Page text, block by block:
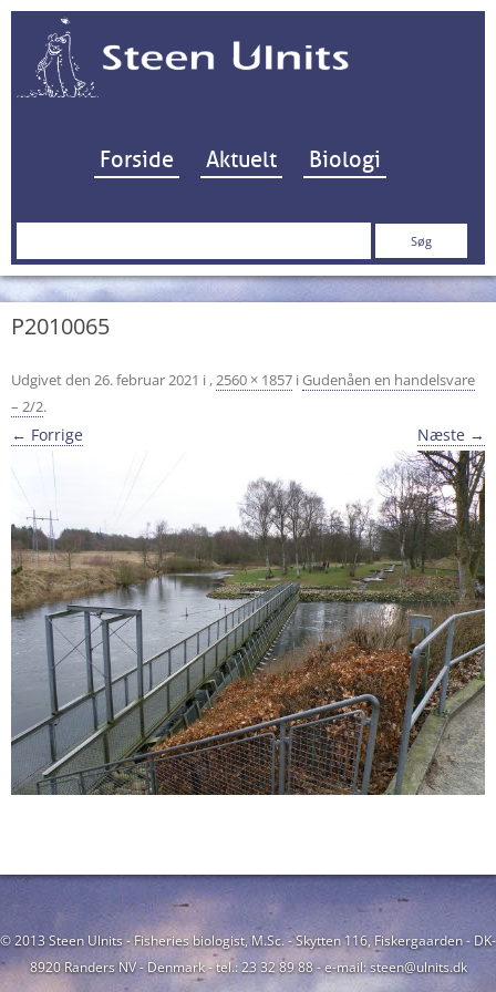
Hop til indhold
Forside Aktuelt Biologi
Søg
P2010065
Udgivet den 26. februar 2021 i ,2560 × 1857 iGudenåen en handelsvare
– 2/2.
← Forrige Næste →
© 2013 Steen Ulnits - Fisheries biologist, M.Sc. - Skytten 116, Fiskergaarden - DK-
8920 Randers NV - Denmark - tel.: 23 32 89 88 - e-mail: steen@ulnits.dk